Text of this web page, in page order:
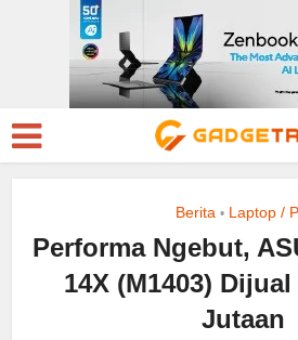
Berita • Laptop /
Performa Ngebut,
14X (M1403)
Jutaan